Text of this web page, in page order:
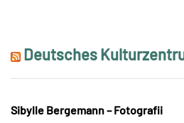
Deutsches
Sibylle Bergemann – Fotografii